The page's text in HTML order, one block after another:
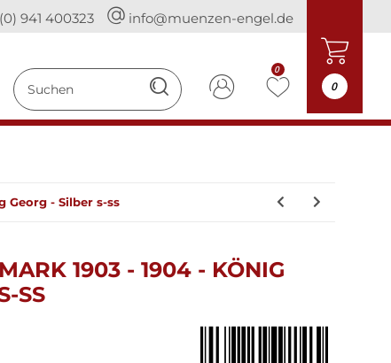
941 400323 info@muenzen-engel.de
0
0
Georg - Silber s-ss
1903 - 1904 - KÖNIG
SS